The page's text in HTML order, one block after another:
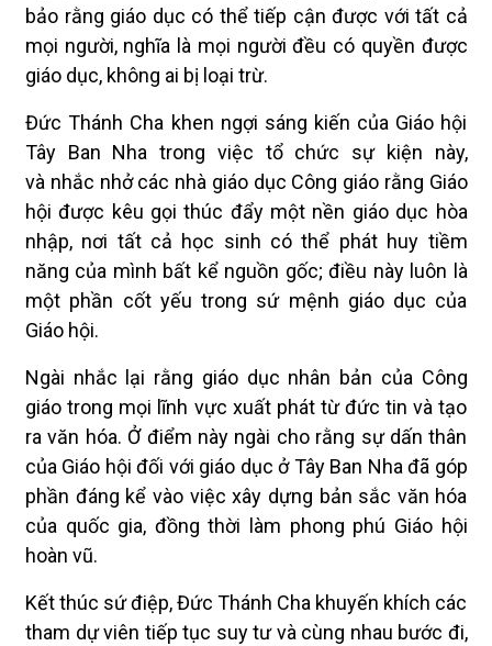
bảo rằng giáo dục có thể tiếp cận được với tất cả
mọi người, nghĩa là mọi người đều có quyền được
giáo dục, không ai bị loại trừ.
Đức Thánh Cha khen ngợi sáng kiến của Giáo hội
Tây Ban Nha trong việc tổ chức sự kiện này,
và nhắc nhở các nhà giáo dục Công giáo rằng Giáo
hội được kêu gọi thúc đẩy một nền giáo dục hòa
nhập, nơi tất cả học sinh có thể phát huy tiềm
năng của mình bất kể nguồn gốc; điều này luôn là
một phần cốt yếu trong sứ mệnh giáo dục của
Giáo hội.
Ngài nhắc lại rằng giáo dục nhân bản của Công
giáo trong mọi lĩnh vực xuất phát từ đức tin và tạo
ra văn hóa. Ở điểm này ngài cho rằng sự dấn thân
của Giáo hội đối với giáo dục ở Tây Ban Nha đã góp
phần đáng kể vào việc xây dựng bản sắc văn hóa
của quốc gia, đồng thời làm phong phú Giáo hội
hoàn vũ.
Kết thúc sứ điệp, Đức Thánh Cha khuyến khích các
tham dự viên tiếp tục suy tư và cùng nhau bước đi,